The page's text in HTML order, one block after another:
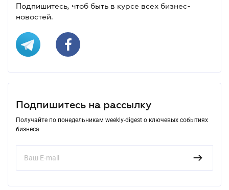
Подпишитесь, чтоб быть в курсе всех бизнес-
новостей.
Подпишитесь на рассылку
Получайте по понедельникам weekly-digest о ключевых событиях
бизнеса